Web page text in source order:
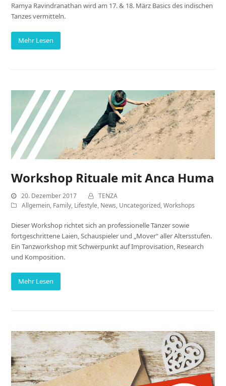
Ramya Ravindranathan wird am 17. & 18. März Basics des indischen
Tanzes vermitteln.
Mehr Lesen
Workshop Rituale mit Anca Huma
20. Dezember 2017
TENZA
Allgemein, Family, Lifestyle, News, Uncategorized,Workshops
Dieser Workshop richtet sich an professionelle Tänzer sowie
fortgeschrittene Laien, Schauspieler und „Mover“ aller Altersstufen.
Ein Tanzworkshop mit Schwerpunkt auf Improvisation, Research
und Komposition.
Mehr Lesen